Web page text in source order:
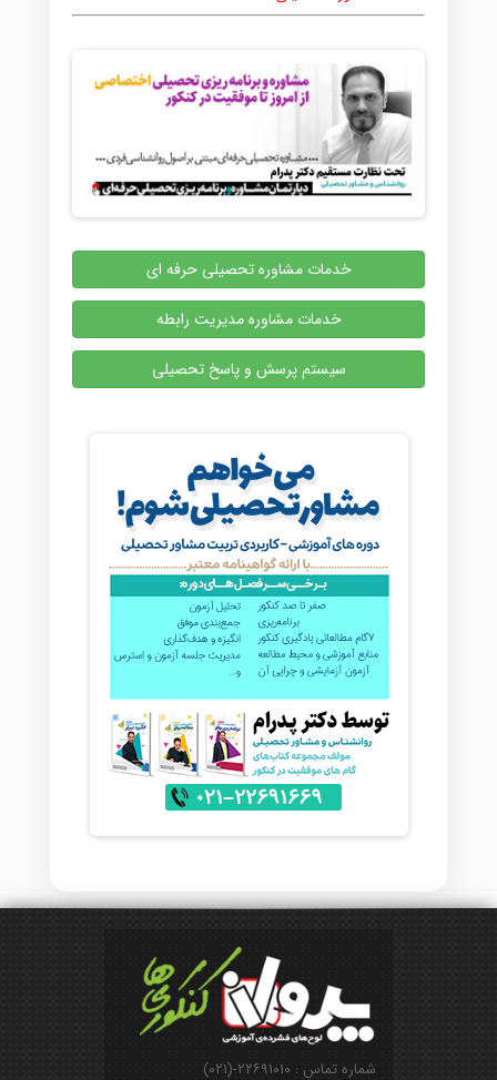
خدمات مشاوره تحصیلی حرفه ای
خدمات مشاوره مدیریت رابطه
سیستم پرسش و پاسخ تحصیلی
شماره تماس : ۲۲۶۹۱۰۱۰-(۰۲۱)